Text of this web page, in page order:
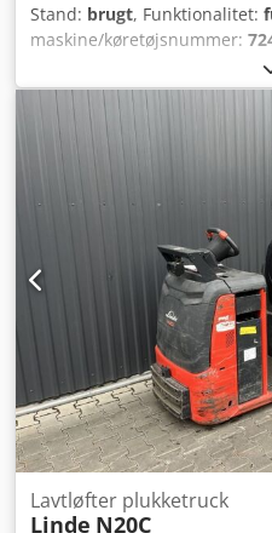
Stand: brugt, Funktionalitet:
maskine/køretøjsnummer:
,
løftehøjde:1.780 mm,
mastetype:
simplex
gaffellængde:
høj løfteevne Cjdpfx Asuhw
724859V00002 Mastertype:
garanti Teknisk stand: god
620Ah Batteri årgang: 2019
R0041 Årgang: 2019
meget god og teknisk i god
forespørgsel. Forbehold for
har fundet den ønskede
udvalg af andre maskiner på
Lavtløfter plukketruck
Linde N20C